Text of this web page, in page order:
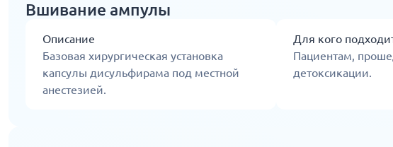
Вшивание ампулы
Описание
Базовая хирургическая установка
капсулы дисульфирама под местной
анестезией.
Для кого
Пациентам,
детоксикации.